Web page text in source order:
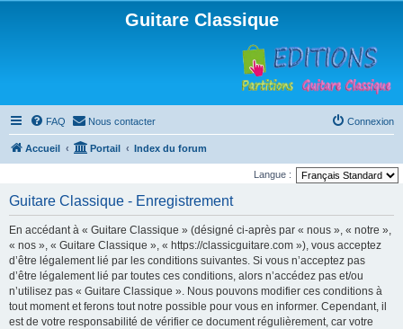
Guitare Classique
FAQ Nous contacter Connexion
Accueil Portail Index du forum
Langue :
Guitare Classique - Enregistrement
En accédant à « Guitare Classique » (désigné ci-après par « nous », « notre »,
« nos », « Guitare Classique », « https://classicguitare.com »), vous acceptez
d’être légalement lié par les conditions suivantes. Si vous n’acceptez pas
d’être légalement lié par toutes ces conditions, alors n’accédez pas et/ou
n’utilisez pas « Guitare Classique ». Nous pouvons modifier ces conditions à
tout moment et ferons tout notre possible pour vous en informer. Cependant, il
est de votre responsabilité de vérifier ce document régulièrement, car votre